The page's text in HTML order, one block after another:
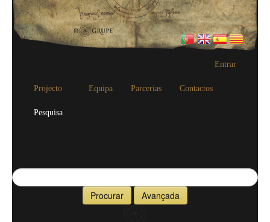
Entrar
Projecto Equipa Parcerias Contactos
Pesquisa